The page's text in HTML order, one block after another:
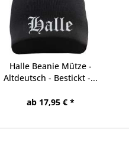
Halle Beanie Mütze -
Altdeutsch - Bestickt -...
ab 17,95 € *